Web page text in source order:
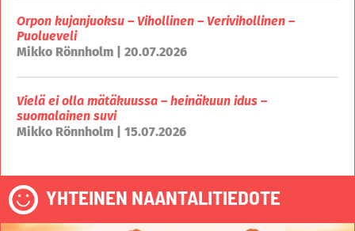
Orpon kujanjuoksu – Vihollinen – Verivihollinen –
Puolueveli
Mikko Rönnholm | 20.07.2026
Vielä ei olla mätäkuussa – heinäkuun idus –
suomalainen suvi
Mikko Rönnholm | 15.07.2026
YHTEINEN NAANTALITIEDOTE